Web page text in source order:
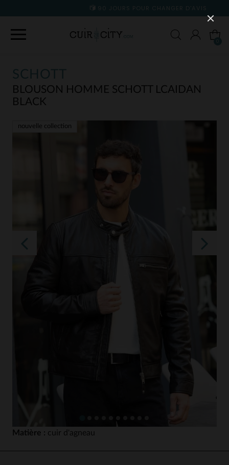
90 JOURS POUR CHANGER D'AVIS
SCHOTT
BLOUSON HOMME SCHOTT LCAIDAN
BLACK
nouvelle collection
Matière : cuir d'agneau